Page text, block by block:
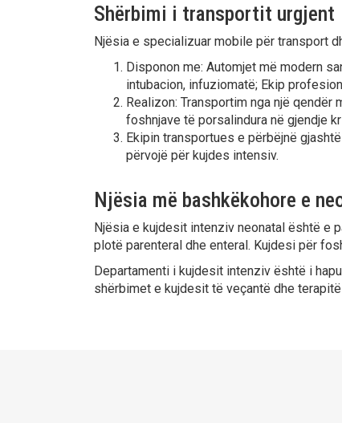
Shërbimi i transportit urgjent
Njësia e specializuar mobile për transport
Disponon me: Automjet më modern
intubacion, infuziomatë; Ekip
Realizon: Transportim nga një qendër
foshnjave të porsalindura në gjendje
Ekipin transportues e përbëjnë
përvojë për kujdes intensiv.
Njësia më bashkëkohore e
Njësia e kujdesit intenziv neonatal është e
plotë parenteral dhe enteral. Kujdesi për
Departamenti i kujdesit intenziv është i
shërbimet e kujdesit të veçantë dhe